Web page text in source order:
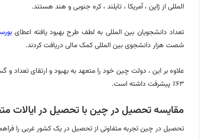
المللی از ژاپن ، آمریکا ، تایلند ، کره جنوبی و هند هستند.
تعداد دانشجویان بین المللی به لطف طرح بهبود یافته اعطای
شصت هزار دانشجوی بین المللی کمک مالی دریافت کردند.
علاوه بر این ، دولت چین خود را متعهد به بهبود و ارتقای تعداد
۶۳٪ پیشرفت داشته است.
مقایسه تحصیل در چین با تحصیل در ایالات
تحصیل در چین تجربه متفاوتی از تحصیل در یک کشور غربی را